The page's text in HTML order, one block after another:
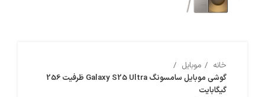
خانه
موبایل
گوشی موبایل سامسونگ Galaxy S25 Ultra ظرفیت 256
گیگابایت